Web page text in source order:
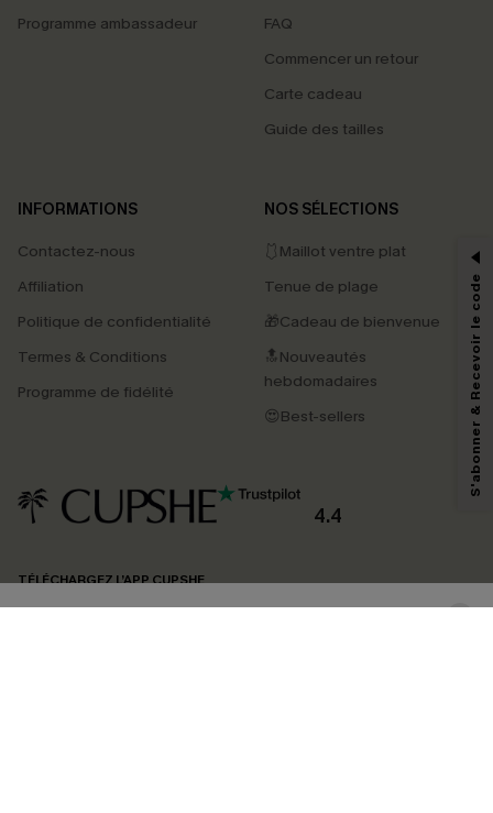
Programme ambassadeur
FAQ
Commencer un retour
Carte cadeau
Guide des tailles
INFORMATIONS
Contactez-nous
Affiliation
Politique de confidentialité
Termes & Conditions
Programme de fidélité
NOS SÉLECTIONS
🩱Maillot ventre plat
Tenue de plage
🎁Cadeau de bienvenue
🔝Nouveautés
hebdomadaires
😍Best-sellers
4.4
TÉLÉCHARGEZ L’APP CUPSHE
PROFITEZ DE -15%
-15% dès 2 Achetés par E-mail
*Un code par commande, valable une seule fois.
En soumettant votre adresse e-mail, vous acceptez de recevoir des e-mails
marketing (y compris du contenu généré par l'IA) de Cupshe et
reconnaissez avoir pris connaissance de nos
pouvons utiliser les données collectées sur notre site ainsi que des
produits susceptibles de vous intéresser, conformément à notre
Politique de
confidentialité
. Vous pouvez vous désabonner à tout moment.
S'abonner & Recevoir le code